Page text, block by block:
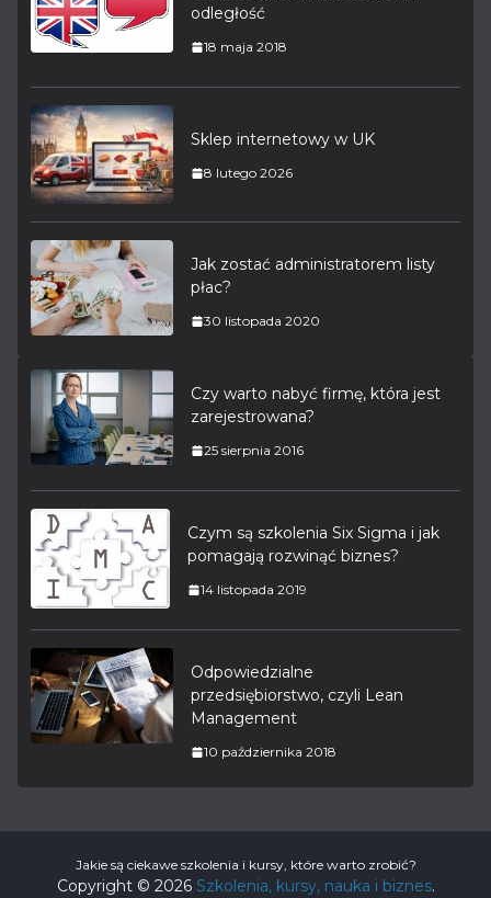
odległość
18 maja 2018
Sklep internetowy w UK
8 lutego 2026
Jak zostać administratorem listy
płac?
30 listopada 2020
Czy warto nabyć firmę, która jest
zarejestrowana?
25 sierpnia 2016
Czym są szkolenia Six Sigma i jak
pomagają rozwinąć biznes?
14 listopada 2019
Odpowiedzialne
przedsiębiorstwo, czyli Lean
Management
10 października 2018
Jakie są ciekawe szkolenia i kursy, które warto zrobić?
Copyright © 2026 Szkolenia, kursy, nauka i biznes.